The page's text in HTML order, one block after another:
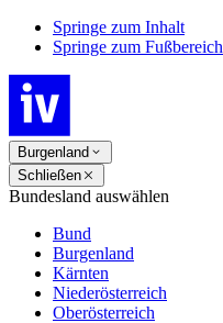
Springe zum Inhalt
Springe zum Fußbereich
Burgenland
Schließen
Bundesland auswählen
Bund
Burgenland
Kärnten
Niederösterreich
Oberösterreich